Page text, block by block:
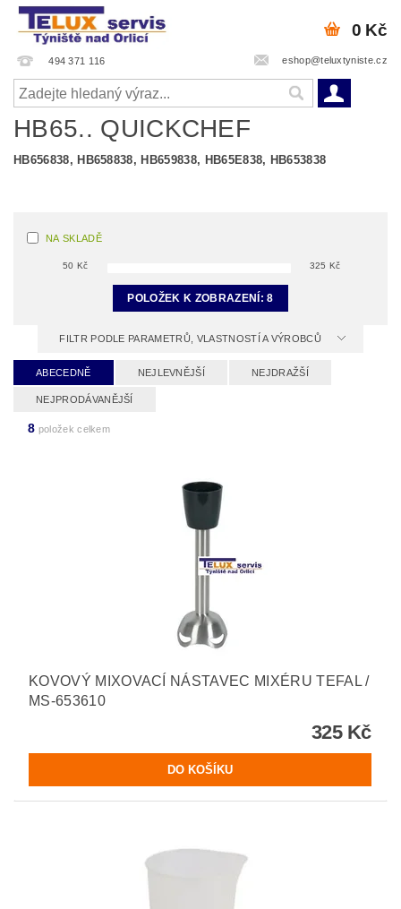
494 371 116 eshop@teluxtyniste.cz
0 Kč
HB65.. QUICKCHEF
HB656838, HB658838, HB659838, HB65E838, HB653838
NA SKLADĚ
50 Kč 325 Kč
POLOŽEK K ZOBRAZENÍ:8
FILTR PODLE PARAMETRŮ, VLASTNOSTÍ A VÝROBCŮ
ABECEDNĚ NEJLEVNĚJŠÍ NEJDRAŽŠÍ
NEJPRODÁVANĚJŠÍ
8 položek celkem
KOVOVÝ MIXOVACÍ NÁSTAVEC MIXÉRU TEFAL /
MS-653610
325 Kč